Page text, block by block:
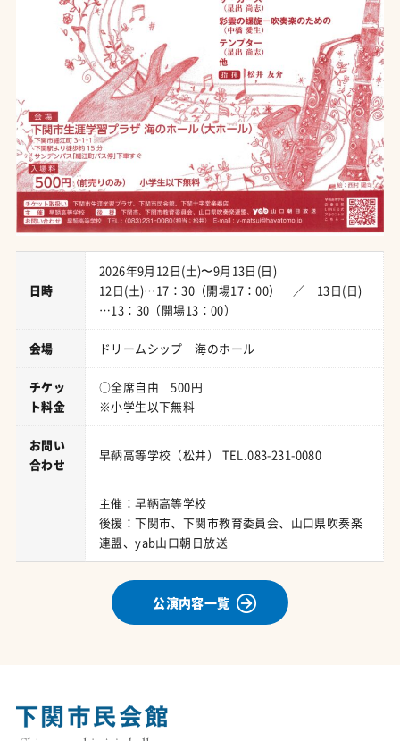
日時
2026年9月12日(土)〜9月13日(日)
12日(土)…17：30（開場17：00） ／ 13日(日)
…13：30（開場13：00）
会場 ドリームシップ 海のホール
チケッ
ト料金
○全席自由 500円
※小学生以下無料
お問い
合わせ
早鞆高等学校（松井） TEL.083-231-0080
主催：早鞆高等学校
後援：下関市、下関市教育委員会、山口県吹奏楽
連盟、yab山口朝日放送
公演内容一覧